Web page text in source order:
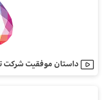
داستان موفقیت شرکت